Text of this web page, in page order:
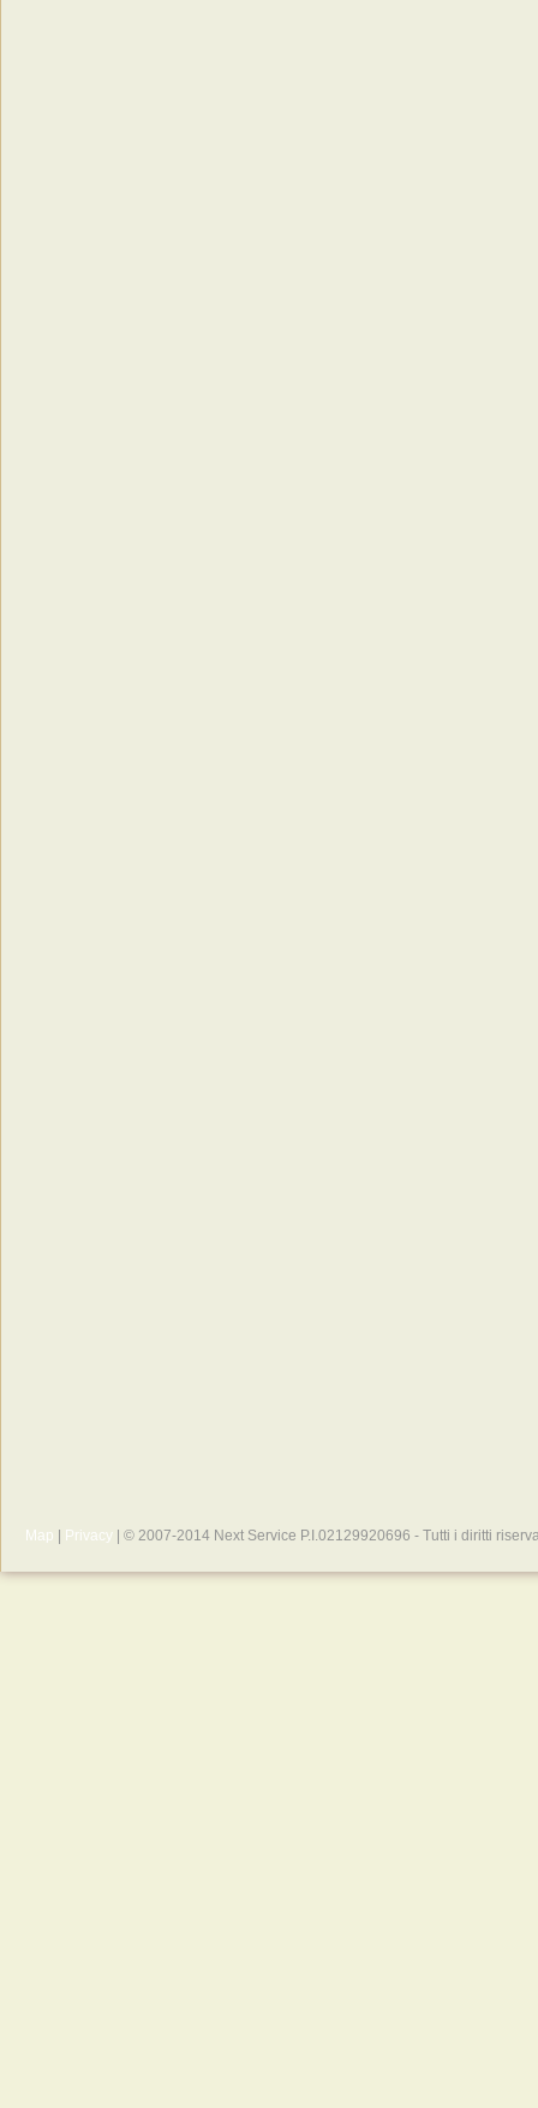
Map Privacy | © 2007-2014 Next Service P.I.02129920696 - Tutti i diritti